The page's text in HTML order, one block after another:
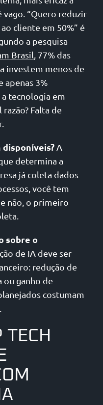
vago. “Quero reduzir
cliente em 50%” é
a pesquisa
Brasil, 77% das
investem menos de
apenas 3%
tecnologia em
Falta de
disponíveis?A
determina a
já coleta dados
você tem
não, o primeiro
sobre o
de IA deve ser
redução de
ou ganho de
costumam
TECH